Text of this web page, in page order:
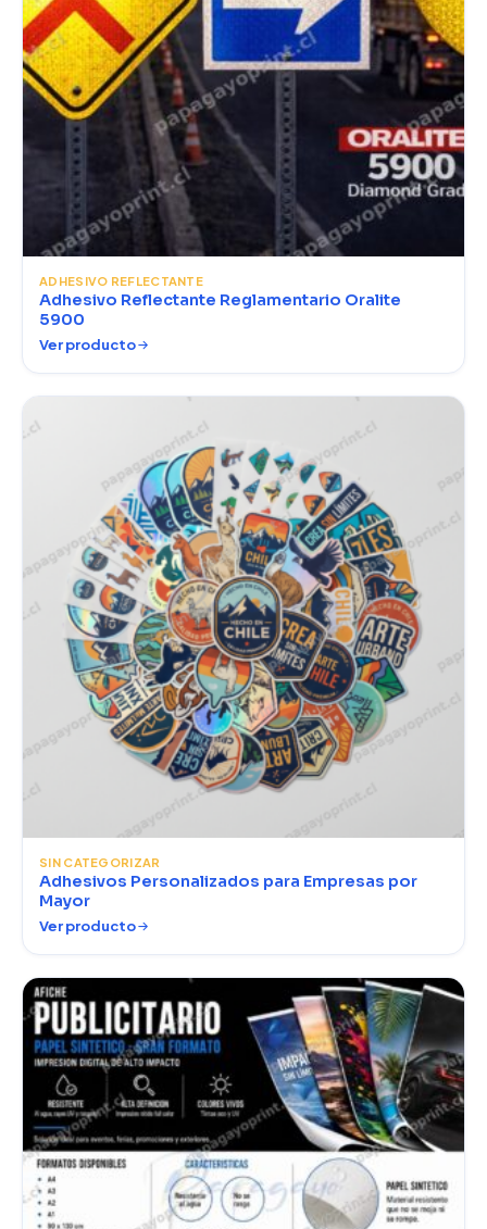
ADHESIVO REFLECTANTE
Adhesivo Reflectante Reglamentario Oralite
5900
Ver producto
SIN CATEGORIZAR
Adhesivos Personalizados para Empresas por
Mayor
Ver producto